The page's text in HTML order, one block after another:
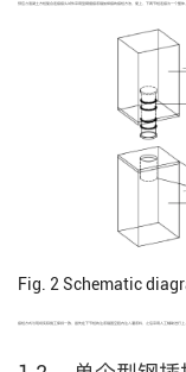
预应力混凝土方桩复合连接接头试件采用型钢插接浆锚加焊接的接桩方法，使上、下两节桩连接为一个整
Fig. 2 Schematic
接桩方式与现场实际施工保持一致，首先在下节桩的注浆锚固空腔内注入灌浆料，之后采用人工辅助进行